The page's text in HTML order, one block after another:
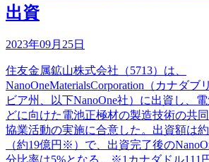
出資
2023年09月25日
住友金属鉱山株式会社（5713）は、
NanoOneMaterialsCorporation（カナダブ
ビア州、以下NanoOne社）に出資し、
どに向けた電池正極材の製造技術の共
協業活動の実施に合意した。出資額は
（約19億円※）で、出資完了後の